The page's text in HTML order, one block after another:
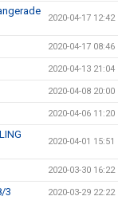
2020-04-17 12:42
2020-04-17 08:46
2020-04-13 21:04
2020-04-08 20:00
2020-04-06 11:20
2020-04-01 15:51
2020-03-30 16:22
3 2020-03-29 22:22